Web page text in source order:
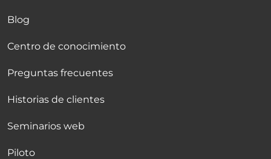
Blog
Centro de conocimiento
Preguntas frecuentes
Historias de clientes
Seminarios web
Piloto